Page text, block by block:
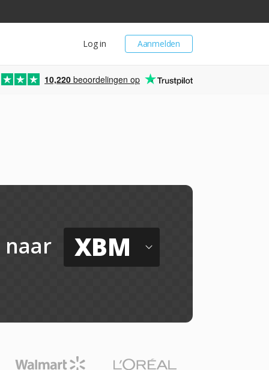
Aanmelden
Log in
10,220 beoordelingen op
naar XBM